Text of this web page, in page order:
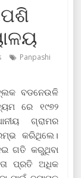
Panpashi
ବଡନେଉଳି
ରେ ୧୯୭୨
ଗ୍ରାମର
କରିଥିଲେ।
ଗତି କରୁଥିବା
ପ୍ରତି ଅଧିକ